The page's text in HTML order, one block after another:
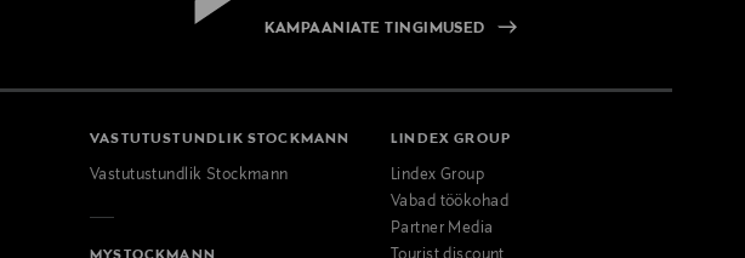
KAMPAANIATE TINGIMUSED
VASTUTUSTUNDLIK STOCKMANN
Vastutustundlik Stockmann
LINDEX GROUP
Lindex Group
Vabad töökohad
Partner Media